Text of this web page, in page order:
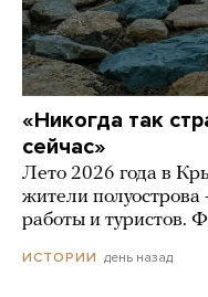
«Никогда так
сейчас»
Лето 2026 года в
жители полуострова
работы и туристов.
ИСТОРИИ день назад